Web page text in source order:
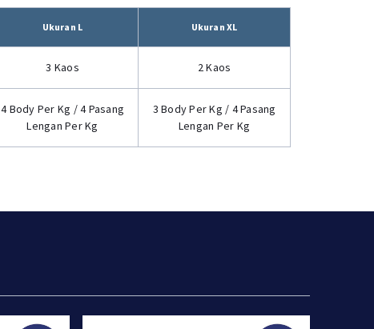
Ukuran L Ukuran XL
3 Kaos 2 Kaos
4 Body Per Kg / 4 Pasang
Lengan Per Kg
3 Body Per Kg / 4 Pasang
Lengan Per Kg